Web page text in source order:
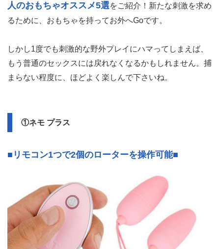
人のおもちゃオススメ5選をご紹介！新たな刺激を求め
るために、おもちゃを持ってお外へGoです。
しかし1度でも刺激的な野外プレイにハマってしまえば、
もう普通のセックスには戻れなくなるかもしれません。捕
まらない程度に、ほどよく楽しんで下さいね。
①ネモ プラス
■リモコン1つで2個のローターを操作可能■